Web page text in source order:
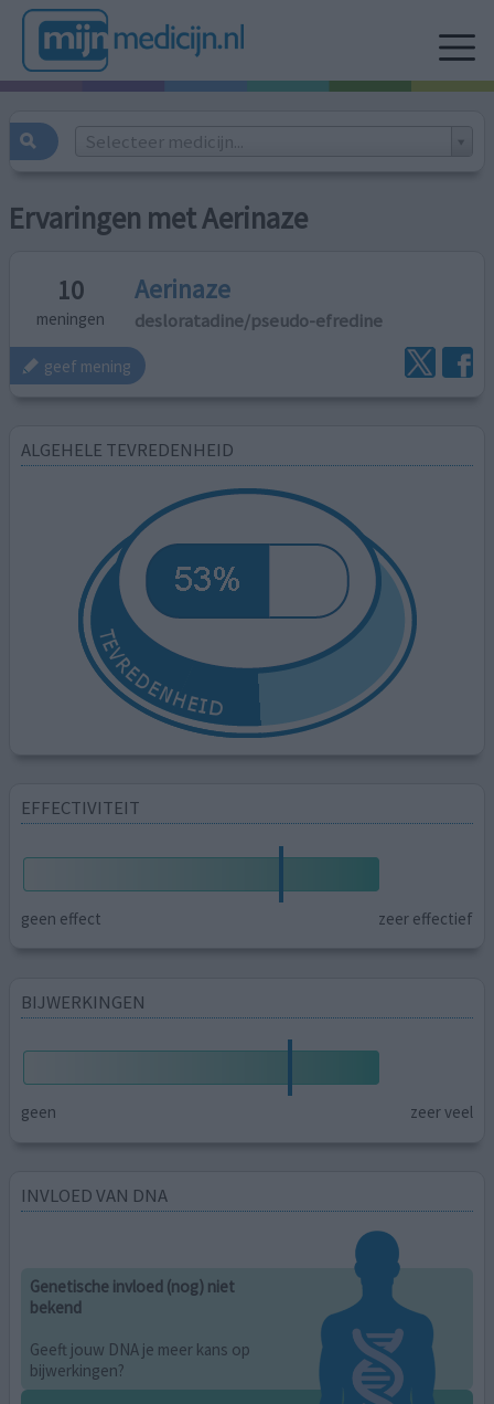
Selecteer medicijn...
Ervaringen met Aerinaze
10
meningen
Aerinaze
desloratadine/pseudo-efredine
geef mening
ALGEHELE TEVREDENHEID
EFFECTIVITEIT
geen effect zeer effectief
BIJWERKINGEN
geen zeer veel
INVLOED VAN DNA
Genetische invloed (nog) niet
bekend
Geeft jouw DNA je meer kans op
bijwerkingen?